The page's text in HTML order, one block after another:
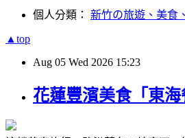
個人分類： 新竹の旅遊、美食
▲top
Aug 05 Wed 2026 15:23
花蓮豐濱美食「東